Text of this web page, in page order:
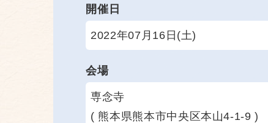
開催日
2022年07月16日(土)
会場
専念寺
( 熊本県熊本市中央区本山4-1-9 )